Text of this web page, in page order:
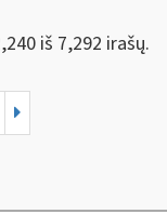
iš 7,292 irašų.